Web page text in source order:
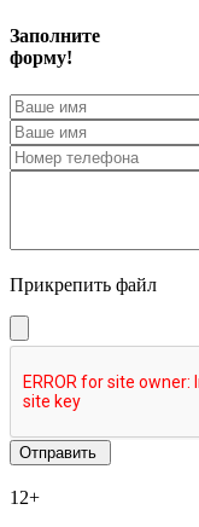
Заполните
форму!
Прикрепить файл
12+